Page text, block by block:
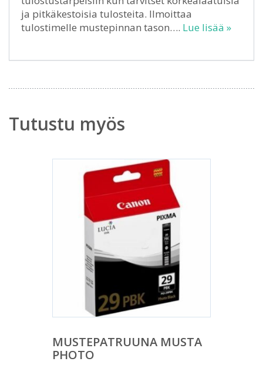
ja pitkäkestoisia tulosteita. Ilmoittaa
tulostimelle mustepinnan tason…. Lue lisää »
Tutustu myös
MUSTEPATRUUNA MUSTA
PHOTO